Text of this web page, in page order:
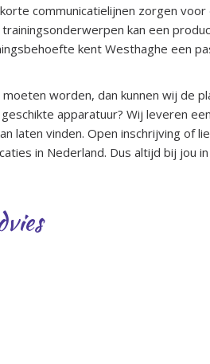
communicatielijnen zorgen voor
kan een
kent Westhaghe een
worden, dan kunnen wij de
apparatuur? Wij leveren
laten vinden. Open inschrijving of
in Nederland. Dus altijd bij jou